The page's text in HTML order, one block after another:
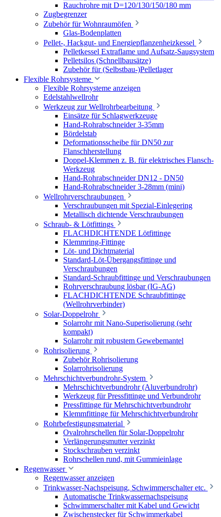
Rauchrohre mit D=120/130/150/180 mm
Zugbegrenzer
Zubehör für Wohnraumöfen
Glas-Bodenplatten
Pellet-, Hackgut- und Energiepflanzenheizkessel
Pelletkessel Extraflame und Aufsatz-Saugsystem
Pelletsilos (Schnellbausätze)
Zubehör für (Selbstbau-)Pelletlager
Flexible Rohrsysteme
Flexible Rohrsysteme anzeigen
Edelstahlwellrohr
Werkzeug zur Wellrohrbearbeitung
Einsätze für Schlagwerkzeuge
Hand-Rohrabschneider 3-35mm
Bördelstab
Deformationsscheibe für DN50 zur
Flanschherstellung
Doppel-Klemmen z. B. für elektrisches Flansch-
Werkzeug
Hand-Rohrabschneider DN12 - DN50
Hand-Rohrabschneider 3-28mm (mini)
Wellrohrverschraubungen
Verschraubungen mit Spezial-Einlegering
Metallisch dichtende Verschraubungen
Schraub- & Lötfittings
FLACHDICHTENDE Lötfittinge
Klemmring-Fittinge
Löt- und Dichtmaterial
Standard-Löt-Übergangsfittinge und
Verschraubungen
Standard-Schraubfittinge und Verschraubungen
Rohrverschraubung lösbar (IG-AG)
FLACHDICHTENDE Schraubfittinge
(Wellrohrverbinder)
Solar-Doppelrohr
Solarrohr mit Nano-Superisolierung (sehr
kompakt)
Solarrohr mit robustem Gewebemantel
Rohrisolierung
Zubehör Rohrisolierung
Solarrohrisolierung
Mehrschichtverbundrohr-System
Mehrschichtverbundrohr (Aluverbundrohr)
Werkzeug für Pressfittinge und Verbundrohr
Pressfittinge für Mehrschichtverbundrohr
Klemmfittinge für Mehrschichtverbundrohr
Rohrbefestigungsmaterial
Ovalrohrschellen für Solar-Doppelrohr
Verlängerungsmutter verzinkt
Stockschrauben verzinkt
Rohrschellen rund, mit Gummieinlage
Regenwasser
Regenwasser anzeigen
Trinkwasser-Nachspeisung, Schwimmerschalter etc.
Automatische Trinkwassernachspeisung
Schwimmerschalter mit Kabel und Gewicht
Zwischenstecker für Schwimmerkabel